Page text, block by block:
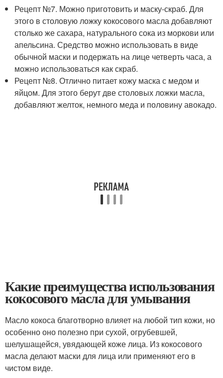
Рецепт №7. Можно приготовить и маску-скраб. Для
этого в столовую ложку кокосового масла добавляют
столько же сахара, натурального сока из моркови или
апельсина. Средство можно использовать в виде
обычной маски и подержать на лице четверть часа, а
можно использоваться как скраб.
Рецепт №8. Отлично питает кожу маска с медом и
яйцом. Для этого берут две столовых ложки масла,
добавляют желток, немного меда и половину авокадо.
Какие преимущества использования
кокосового масла для умывания
Масло кокоса благотворно влияет на любой тип кожи, но
особенно оно полезно при сухой, огрубевшей,
шелушащейся, увядающей коже лица. Из кокосового
масла делают маски для лица или применяют его в
чистом виде.